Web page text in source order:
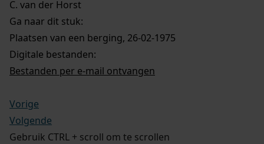
C. van der Horst
Ga naar dit stuk:
Plaatsen van een berging, 26-02-1975
Digitale bestanden:
Bestanden per e-mail ontvangen
Vorige
Volgende
Gebruik CTRL + scroll om te scrollen